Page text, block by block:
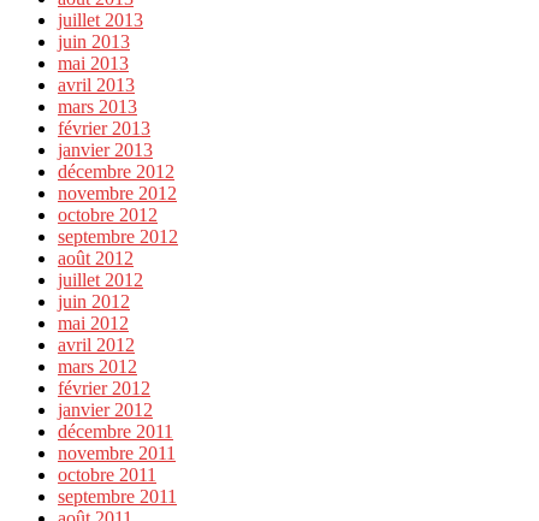
juillet 2013
juin 2013
mai 2013
avril 2013
mars 2013
février 2013
janvier 2013
décembre 2012
novembre 2012
octobre 2012
septembre 2012
août 2012
juillet 2012
juin 2012
mai 2012
avril 2012
mars 2012
février 2012
janvier 2012
décembre 2011
novembre 2011
octobre 2011
septembre 2011